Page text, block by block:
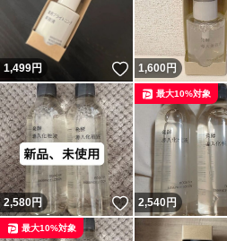
1,499円 いいね！
1,600円
2,580円 いいね！
2,540円
最大10%対象
最大10%対象